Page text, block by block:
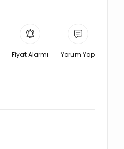
Fiyat Alarmı Yorum Yap